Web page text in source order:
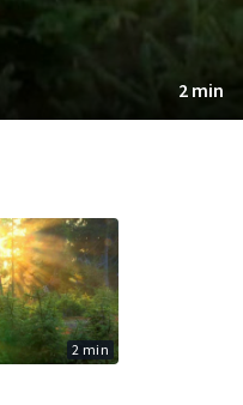
2 min
2 min